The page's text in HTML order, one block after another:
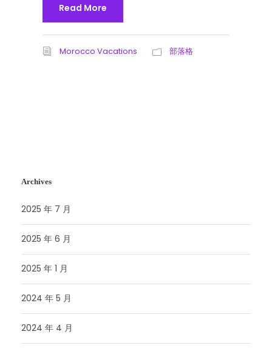
Read More
Morocco Vacations 部落格
Archives
2025 年 7 月
2025 年 6 月
2025 年 1 月
2024 年 5 月
2024 年 4 月